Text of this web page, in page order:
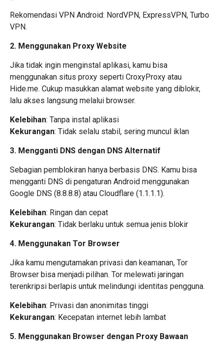
Rekomendasi VPN Android: NordVPN, ExpressVPN, Turbo
VPN.
2. Menggunakan Proxy Website
Jika tidak ingin menginstal aplikasi, kamu bisa
menggunakan situs proxy seperti CroxyProxy atau
Hide.me. Cukup masukkan alamat website yang diblokir,
lalu akses langsung melalui browser.
Kelebihan: Tanpa instal aplikasi
Kekurangan: Tidak selalu stabil, sering muncul iklan
3. Mengganti DNS dengan DNS Alternatif
Sebagian pemblokiran hanya berbasis DNS. Kamu bisa
mengganti DNS di pengaturan Android menggunakan
Google DNS (8.8.8.8) atau Cloudflare (1.1.1.1).
Kelebihan: Ringan dan cepat
Kekurangan: Tidak berlaku untuk semua jenis blokir
4. Menggunakan Tor Browser
Jika kamu mengutamakan privasi dan keamanan, Tor
Browser bisa menjadi pilihan. Tor melewati jaringan
terenkripsi berlapis untuk melindungi identitas pengguna.
Kelebihan: Privasi dan anonimitas tinggi
Kekurangan: Kecepatan internet lebih lambat
5. Menggunakan Browser dengan Proxy Bawaan